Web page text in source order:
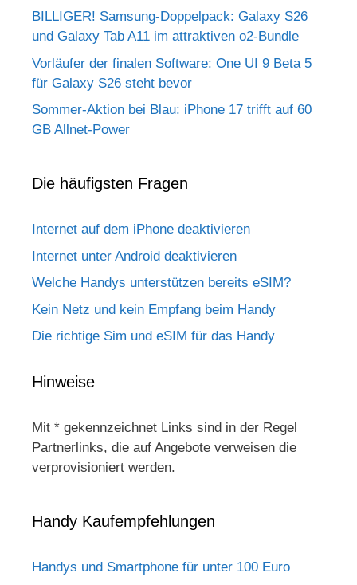
BILLIGER! Samsung-Doppelpack: Galaxy S26
und Galaxy Tab A11 im attraktiven o2-Bundle
Vorläufer der finalen Software: One UI 9 Beta 5
für Galaxy S26 steht bevor
Sommer-Aktion bei Blau: iPhone 17 trifft auf 60
GB Allnet-Power
Die häufigsten Fragen
Internet auf dem iPhone deaktivieren
Internet unter Android deaktivieren
Welche Handys unterstützen bereits eSIM?
Kein Netz und kein Empfang beim Handy
Die richtige Sim und eSIM für das Handy
Hinweise
Mit * gekennzeichnet Links sind in der Regel
Partnerlinks, die auf Angebote verweisen die
verprovisioniert werden.
Handy Kaufempfehlungen
Handys und Smartphone für unter 100 Euro